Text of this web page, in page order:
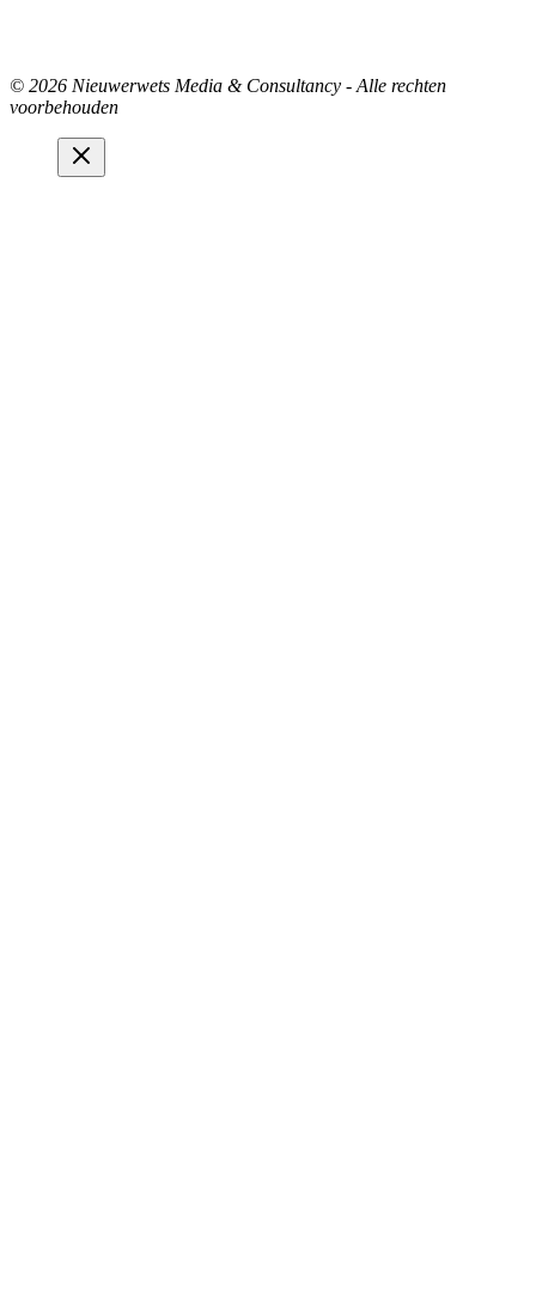
© 2026 Nieuwerwets Media & Consultancy - Alle rechten
voorbehouden